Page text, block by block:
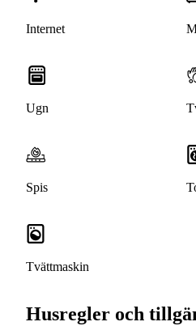
Internet
Ugn
Spis
Tvättmaskin
Husregler och